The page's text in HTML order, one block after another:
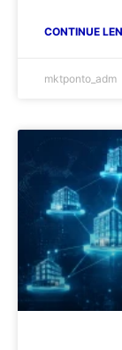
CONTINUE
mktponto_adm